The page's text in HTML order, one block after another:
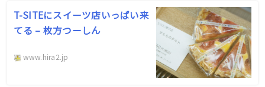
T-SITEにスイーツ店いっぱい来
てる – 枚方つーしん
www.hira2.jp